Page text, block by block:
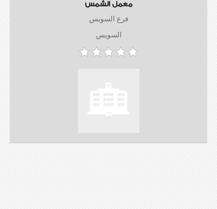
معمل الشمس
فرع السويس
السويس